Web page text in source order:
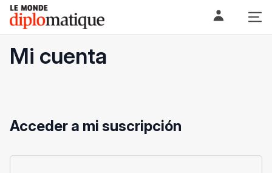
Skip
content
Le monde diplomatique
Mi cuenta
Acceder a mi suscripción